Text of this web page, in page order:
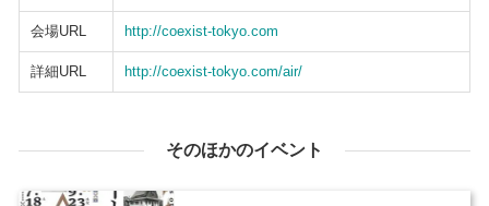
会場URL http://coexist-tokyo.com
詳細URL http://coexist-tokyo.com/air/
そのほかのイベント